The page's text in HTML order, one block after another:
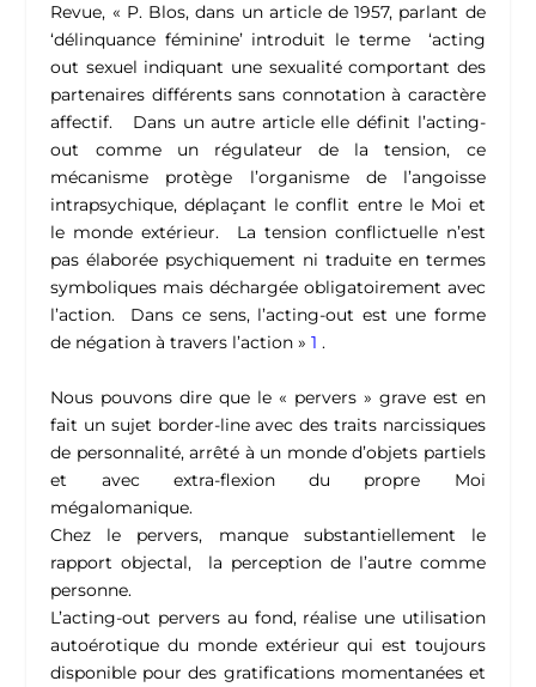
Revue, « P. Blos, dans un article de 1957, parlant de
‘délinquance féminine’ introduit le terme ‘acting
out sexuel indiquant une sexualité comportant des
partenaires différents sans connotation à caractère
affectif. Dans un autre article elle définit l’acting-
out comme un régulateur de la tension, ce
mécanisme protège l’organisme de l’angoisse
intrapsychique, déplaçant le conflit entre le Moi et
le monde extérieur. La tension conflictuelle n’est
pas élaborée psychiquement ni traduite en termes
symboliques mais déchargée obligatoirement avec
l’action. Dans ce sens, l’acting-out est une forme
de négation à travers l’action »1 .
Nous pouvons dire que le « pervers » grave est en
fait un sujet border-line avec des traits narcissiques
de personnalité, arrêté à un monde d’objets partiels
et avec extra-flexion du propre Moi
mégalomanique.
Chez le pervers, manque substantiellement le
rapport objectal, la perception de l’autre comme
personne.
L’acting-out pervers au fond, réalise une utilisation
autoérotique du monde extérieur qui est toujours
disponible pour des gratifications momentanées et